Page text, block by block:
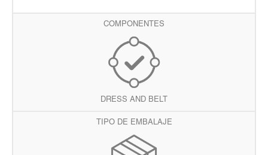
COMPONENTES
DRESS AND BELT
TIPO DE EMBALAJE